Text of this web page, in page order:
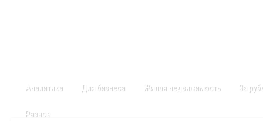
Аналитика Для бизнеса Жилая недвижимость За
Разное